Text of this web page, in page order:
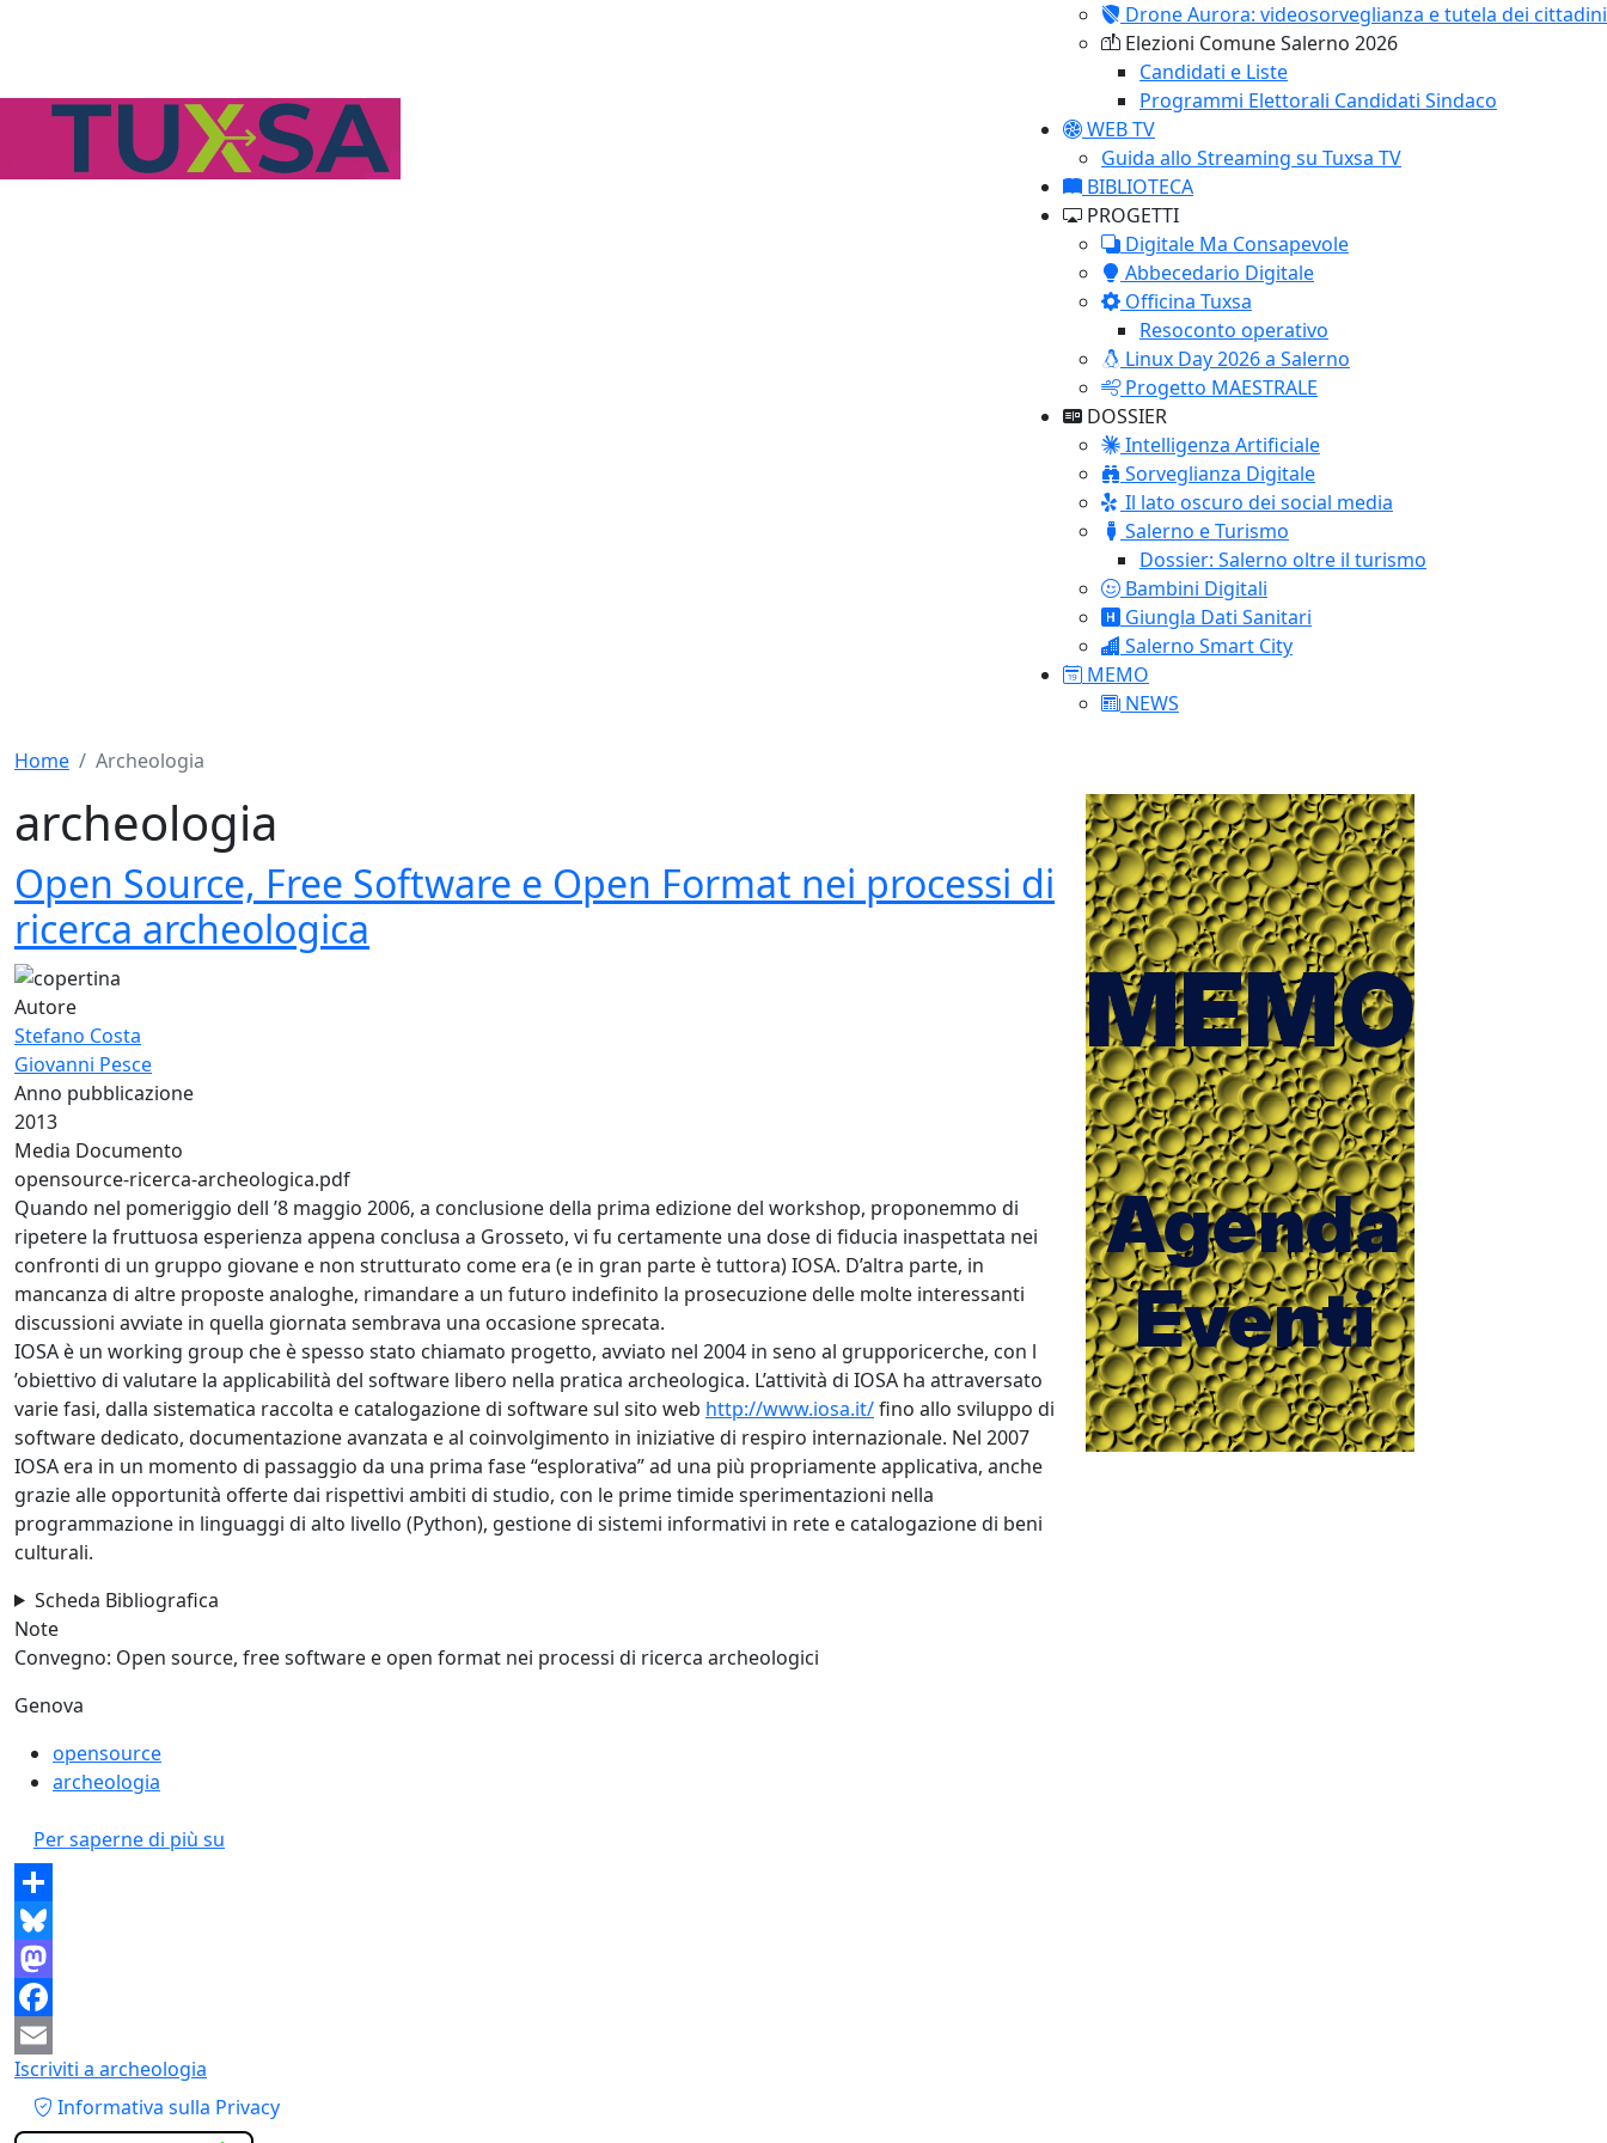
Drone Aurora: videosorveglianza e tutela dei cittadini
Elezioni Comune Salerno 2026
Candidati e Liste
Programmi Elettorali Candidati Sindaco
WEB TV
Guida allo Streaming su Tuxsa TV
BIBLIOTECA
PROGETTI
Digitale Ma Consapevole
Abbecedario Digitale
Officina Tuxsa
Resoconto operativo
Linux Day 2026 a Salerno
Progetto MAESTRALE
DOSSIER
Intelligenza Artificiale
Sorveglianza Digitale
Il lato oscuro dei social media
Salerno e Turismo
Dossier: Salerno oltre il turismo
Bambini Digitali
Giungla Dati Sanitari
Salerno Smart City
MEMO
NEWS
Home Archeologia
archeologia
Open Source, Free Software e Open Format nei processi di
ricerca archeologica
Autore
Stefano Costa
Giovanni Pesce
Anno pubblicazione
2013
Media Documento
opensource-ricerca-archeologica.pdf
Quando nel pomeriggio dell ’8 maggio 2006, a conclusione della prima edizione del workshop, proponemmo di
ripetere la fruttuosa esperienza appena conclusa a Grosseto, vi fu certamente una dose di fiducia inaspettata nei
confronti di un gruppo giovane e non strutturato come era (e in gran parte è tuttora) IOSA. D’altra parte, in
mancanza di altre proposte analoghe, rimandare a un futuro indefinito la prosecuzione delle molte interessanti
discussioni avviate in quella giornata sembrava una occasione sprecata.
IOSA è un working group che è spesso stato chiamato progetto, avviato nel 2004 in seno al grupporicerche, con l
’obiettivo di valutare la applicabilità del software libero nella pratica archeologica. L’attività di IOSA ha attraversato
varie fasi, dalla sistematica raccolta e catalogazione di software sul sito web http://www.iosa.it/fino allo sviluppo di
software dedicato, documentazione avanzata e al coinvolgimento in iniziative di respiro internazionale. Nel 2007
IOSA era in un momento di passaggio da una prima fase “esplorativa” ad una più propriamente applicativa, anche
grazie alle opportunità offerte dai rispettivi ambiti di studio, con le prime timide sperimentazioni nella
programmazione in linguaggi di alto livello (Python), gestione di sistemi informativi in rete e catalogazione di beni
culturali.
Scheda Bibliografica
Note
Convegno: Open source, free software e open format nei processi di ricerca archeologici
Genova
opensource
archeologia
Per saperne di più su
Share
Bluesky
Mastodon
Facebook
Email
Iscriviti a archeologia
Piè di pagina
Informativa sulla Privacy